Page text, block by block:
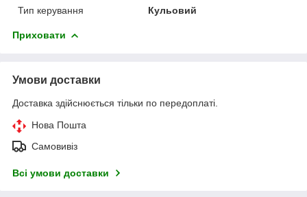
Тип керування
Кульовий
Приховати
Умови доставки
Доставка здійснюється тільки по передоплаті.
Нова Пошта
Самовивіз
Всі умови доставки